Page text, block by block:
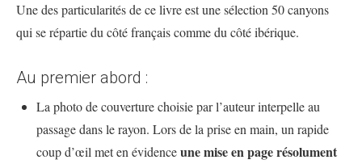
Une des particularités de ce livre est une sélection 50 canyons
qui se répartie du côté français comme du côté ibérique.
Au premier abord :
La photo de couverture choisie par l’auteur interpelle au
passage dans le rayon. Lors de la prise en main, un rapide
coup d’œil met en évidenceune mise en page résolument